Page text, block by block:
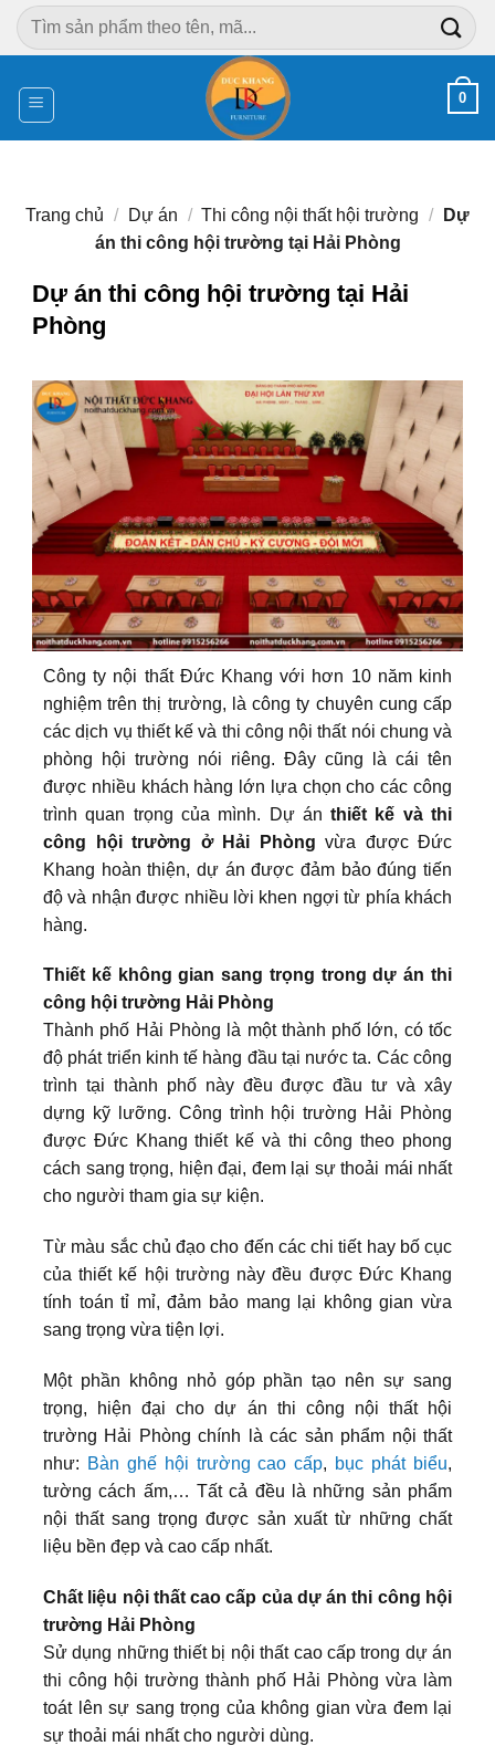
Chuyển
đến
dung
Tìm
kiếm:
0
Trang chủ / Dự án / Thi công nội thất hội trường /
Dự
án thi công hội trường tại Hải Phòng
Dự án thi công hội trường tại Hải
Phòng
Công ty nội thất Đức Khang với hơn 10 năm kinh
nghiệm trên thị trường, là công ty chuyên cung cấp
các dịch vụ thiết kế và thi công nội thất nói chung và
phòng hội trường nói riêng. Đây cũng là cái tên
được nhiều khách hàng lớn lựa chọn cho các công
trình quan trọng của mình. Dự án thiết kế và thi
công hội trường ở Hải Phòng vừa được Đức
Khang hoàn thiện, dự án được đảm bảo đúng tiến
độ và nhận được nhiều lời khen ngợi từ phía khách
hàng.
Thiết kế không gian sang trọng trong dự án thi
công hội trường Hải Phòng
Thành phố Hải Phòng là một thành phố lớn, có tốc
độ phát triển kinh tế hàng đầu tại nước ta. Các công
trình tại thành phố này đều được đầu tư và xây
dựng kỹ lưỡng. Công trình hội trường Hải Phòng
được Đức Khang thiết kế và thi công theo phong
cách sang trọng, hiện đại, đem lại sự thoải mái nhất
cho người tham gia sự kiện.
Từ màu sắc chủ đạo cho đến các chi tiết hay bố cục
của thiết kế hội trường này đều được Đức Khang
tính toán tỉ mỉ, đảm bảo mang lại không gian vừa
sang trọng vừa tiện lợi.
Một phần không nhỏ góp phần tạo nên sự sang
trọng, hiện đại cho dự án thi công nội thất hội
trường Hải Phòng chính là các sản phẩm nội thất
như: Bàn ghế hội trường cao cấp, bục phát biểu,
tường cách ấm,… Tất cả đều là những sản phẩm
nội thất sang trọng được sản xuất từ những chất
liệu bền đẹp và cao cấp nhất.
Chất liệu nội thất cao cấp của dự án thi công hội
trường Hải Phòng
Sử dụng những thiết bị nội thất cao cấp trong dự án
thi công hội trường thành phố Hải Phòng vừa làm
toát lên sự sang trọng của không gian vừa đem lại
sự thoải mái nhất cho người dùng.